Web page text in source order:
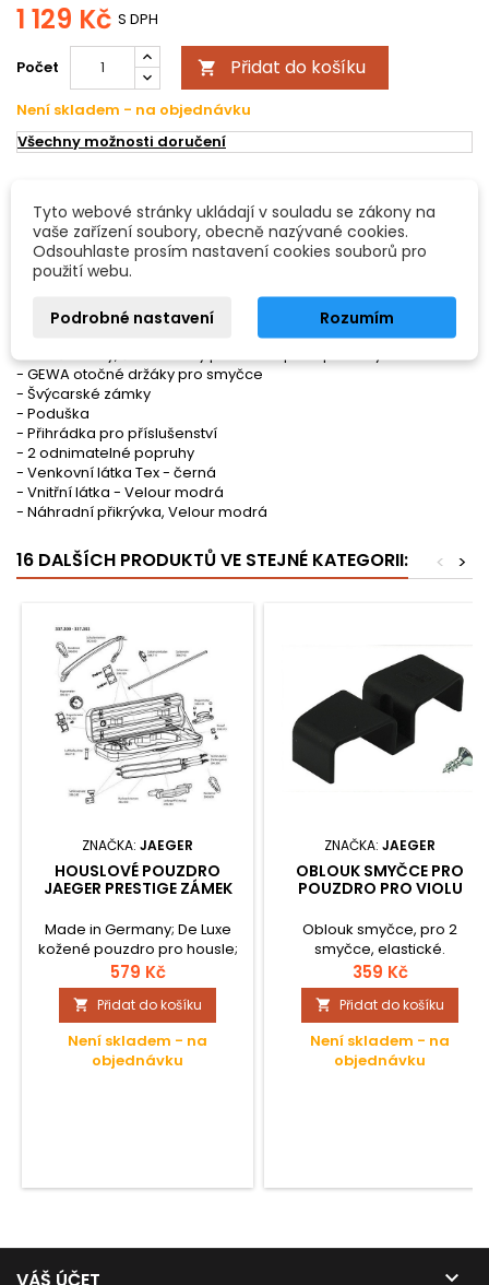
1 129 Kč S DPH
Počet  Přidat do košíku
Není skladem - na objednávku
Všechny možnosti doručení
POPIS DETAILY PRODUKTU
Pouzdro pro housle Liuteria Concerto
- Polstrované vypodložení
- Voděodolný, šroubovaný potah s kapsou pro noty
- GEWA otočné držáky pro smyčce
- Švýcarské zámky
- Poduška
- Přihrádka pro příslušenství
- 2 odnimatelné popruhy
- Venkovní látka Tex - černá
- Vnitřní látka - Velour modrá
- Náhradní přikrývka, Velour modrá
16 DALŠÍCH PRODUKTŮ VE STEJNÉ KATEGORII: >
<
ZNAČKA: JAEGER
HOUSLOVÉ POUZDRO
JAEGER PRESTIGE ZÁMEK
Made in Germany; De Luxe
kožené pouzdro pro housle;
Thermo jádro; Vnitřní
vypodložení; Hmotnost: ca.
2,9 kg; Kožený potah - ručně
potažen; GEWA otočné
držáky pro smyčce,
patentované; Švýcarské
579 Kč
 Přidat do košíku
Není skladem - na
objednávku
ZNAČKA: JAEGER
OBLOUK SMYČCE PRO
POUZDRO PRO VIOLU
Oblouk smyčce, pro 2
smyčce, elastické.
359 Kč
 Přidat do košíku
Není skladem - na
objednávku

Tyto webové stránky ukládají v souladu se zákony na
vaše zařízení soubory, obecně nazývané cookies.
Odsouhlaste prosím nastavení cookies souborů pro
použití webu.
Podrobné nastavení Rozumím